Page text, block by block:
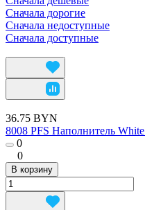
Сначала дорогие
Сначала недоступные
Сначала доступные
36.75 BYN
8008 PFS Наполнитель
0
0
В корзину